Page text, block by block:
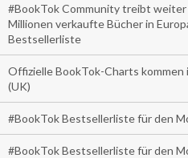
#BookTok Community treibt
Millionen verkaufte Bücher in
Bestsellerliste
Offizielle BookTok-Charts
(UK)
#BookTok Bestsellerliste für den
#BookTok Bestsellerliste für den